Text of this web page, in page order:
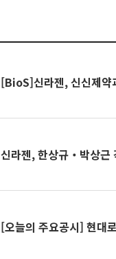
[BioS]신라젠, 신신제약
신라젠, 한상규‧박상근
[오늘의 주요공시] 현대